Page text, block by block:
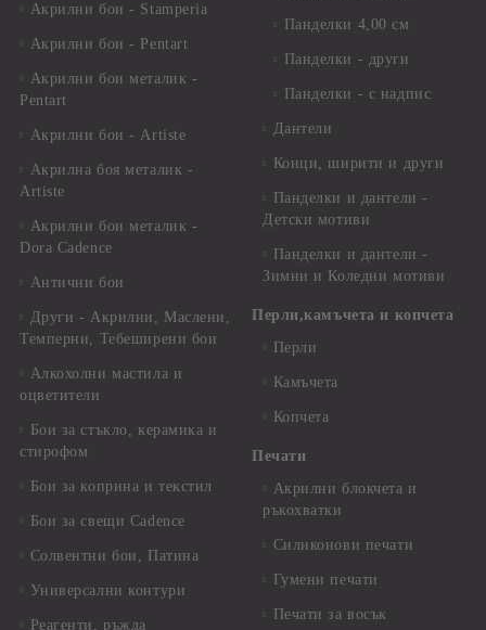
Акрилни бои - Stamperia
Акрилни бои - Pentart
Акрилни бои металик -
Pentart
Акрилни бои - Artiste
Акрилна боя металик -
Artiste
Акрилни бои металик -
Dora Cadence
Антични бои
Други - Акрилни, Маслени,
Темперни, Тебеширени бои
Алкохолни мастила и
оцветители
Бои за стъкло, керамика и
стирофом
Бои за коприна и текстил
Бои за свещи Cadence
Солвентни бои, Патина
Универсални контури
Реагенти, ръжда
Панделки 4,00 см
Панделки - други
Панделки - с надпис
Дантели
Конци, ширити и други
Панделки и дантели -
Детски мотиви
Панделки и дантели -
Зимни и Коледни мотиви
Перли,камъчета и копчета
Перли
Камъчета
Копчета
Печати
Акрилни блокчета и
ръкохватки
Силиконови печати
Гумени печати
Печати за восък